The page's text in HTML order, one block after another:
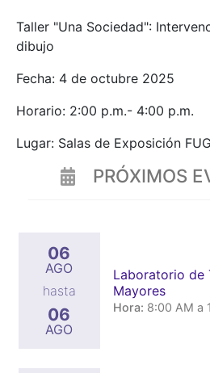
Taller "Una Sociedad":
dibujo
Fecha: 4 de octubre 2025
Horario: 2:00 p.m.- 4:00 p.m.
Lugar: Salas de Exposición
PRÓXIMOS
06
AGO
hasta
06
AGO
Laboratorio de
Mayores
Hora: 8:00 AM a